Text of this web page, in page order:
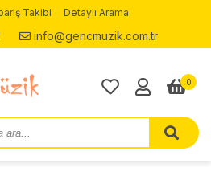
Takibi Detaylı Arama
info@gencmuzik.com.tr
0